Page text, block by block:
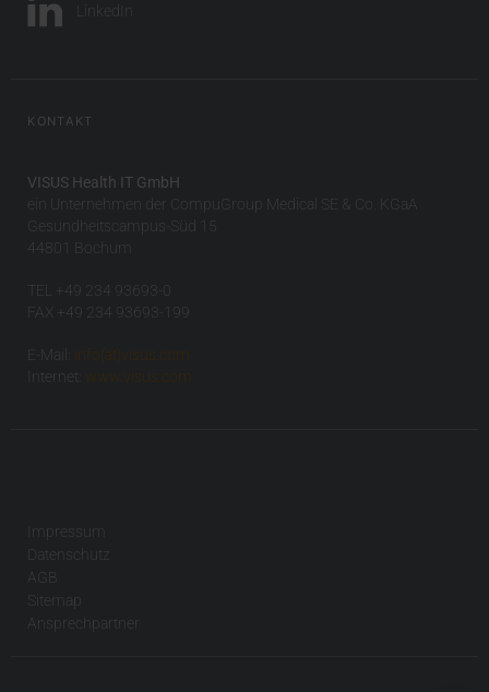
LinkedIn
KONTAKT
VISUS Health IT GmbH
ein Unternehmen der CompuGroup Medical SE & Co. KGaA
Gesundheitscampus-Süd 15
44801 Bochum
TEL +49 234 93693-0
FAX +49 234 93693-199
E-Mail:
info(at)visus.com
Internet:
www.visus.com
Impressum
Datenschutz
AGB
Sitemap
Ansprechpartner